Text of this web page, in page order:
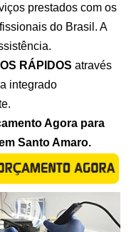
prestados com os
do Brasil. A
RÁPIDOS através
integrado
Agora para
Santo Amaro.